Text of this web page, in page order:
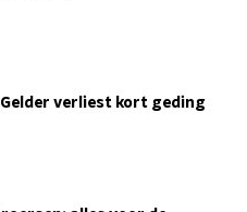
verliest kort geding